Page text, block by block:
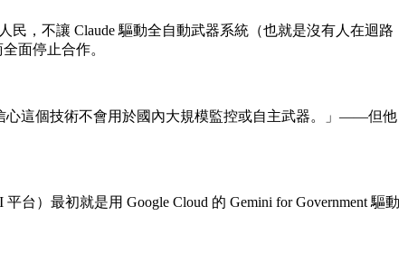
，不讓 Claude 驅動全自動武器系統（也就是沒有人在迴路
面停止合作。
心這個技術不會用於國內大規模監控或自主武器。」——但他
）最初就是用 Google Cloud 的 Gemini for Government 驅動